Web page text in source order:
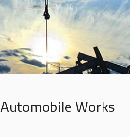
Automobile Works